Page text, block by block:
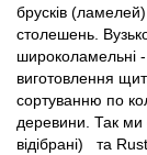
брусків
столешень.
широколамельні
виготовлення
сортуванню по
деревини. Так ми
відібрані) та